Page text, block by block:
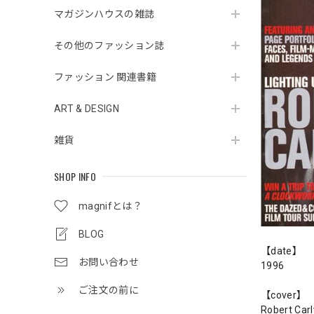
マガジンハウスの雑誌
その他のファッション誌
ファッション 関連書籍
ART & DESIGN
雑貨
SHOP INFO
magnifとは？
BLOG
お問い合わせ
ご注文の前に
【date】
1996
【cover】
Robert